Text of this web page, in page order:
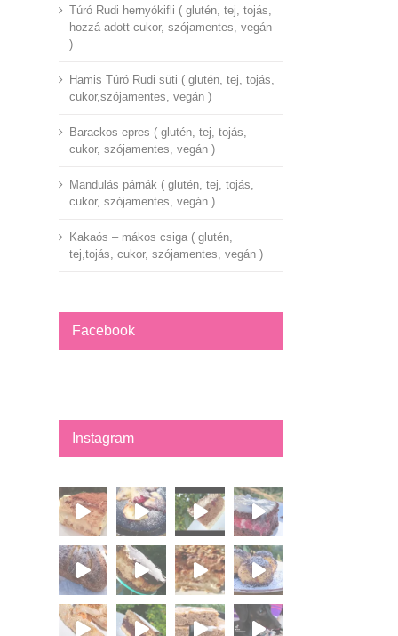
Túró Rudi hernyókifli ( glutén, tej, tojás,
hozzá adott cukor, szójamentes, vegán
)
Hamis Túró Rudi süti ( glutén, tej, tojás,
cukor,szójamentes, vegán )
Barackos epres ( glutén, tej, tojás,
cukor, szójamentes, vegán )
Mandulás párnák ( glutén, tej, tojás,
cukor, szójamentes, vegán )
Kakaós – mákos csiga ( glutén,
tej,tojás, cukor, szójamentes, vegán )
Facebook
Instagram